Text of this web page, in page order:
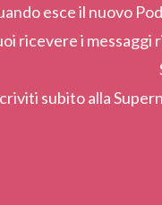
esce il nuovo
ricevere i messaggi
subito alla